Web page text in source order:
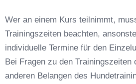
Darum lohnt sich der
Hundeschule
Wer an einem Kurs teilnimmt,
Trainingszeiten beachten,
individuelle Termine für den
Bei Fragen zu den Trainingszeiten
anderen Belangen des